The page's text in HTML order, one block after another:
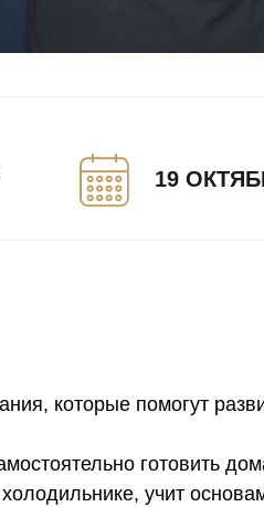
19
которые помогут
готовить
учит